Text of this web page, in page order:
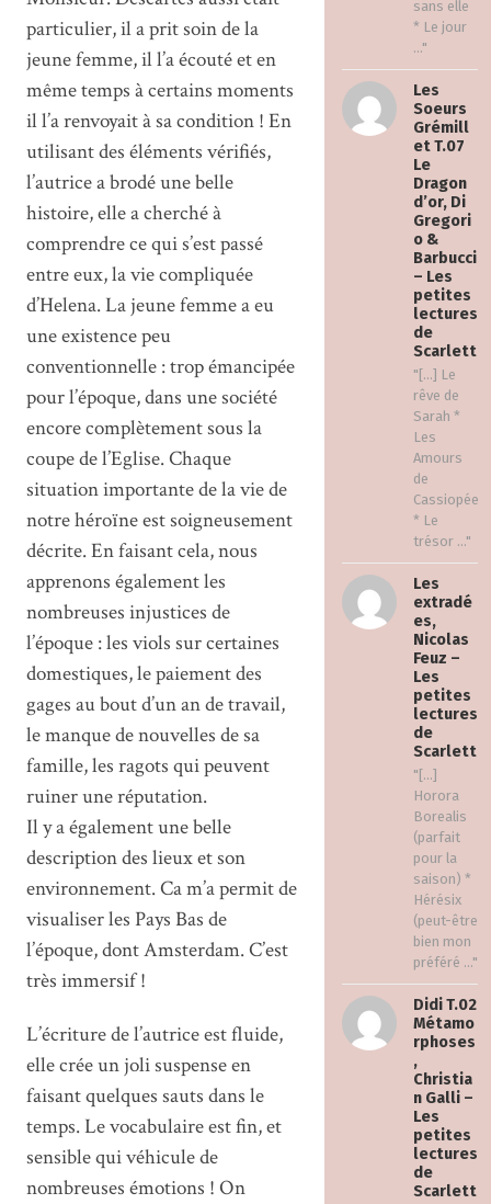
sans elle
* Le jour
..."
Les
Soeurs
Grémill
et T.07
Le
Dragon
d’or, Di
Gregori
o &
Barbucci
– Les
petites
lectures
de
Scarlett
"[…] Le
rêve de
Sarah *
Les
Amours
de
Cassiopée
* Le
trésor ..."
Les
extradé
es,
Nicolas
Feuz –
Les
petites
lectures
de
Scarlett
"[…]
Horora
Borealis
(parfait
pour la
saison) *
Hérésix
(peut-être
bien mon
préféré ..."
Didi T.02
Métamo
rphoses
,
Christia
n Galli –
Les
petites
lectures
de
Scarlett
particulier, il a prit soin de la
jeune femme, il l’a écouté et en
même temps à certains moments
il l’a renvoyait à sa condition ! En
utilisant des éléments vérifiés,
l’autrice a brodé une belle
histoire, elle a cherché à
comprendre ce qui s’est passé
entre eux, la vie compliquée
d’Helena. La jeune femme a eu
une existence peu
conventionnelle : trop émancipée
pour l’époque, dans une société
encore complètement sous la
coupe de l’Eglise. Chaque
situation importante de la vie de
notre héroïne est soigneusement
décrite. En faisant cela, nous
apprenons également les
nombreuses injustices de
l’époque : les viols sur certaines
domestiques, le paiement des
gages au bout d’un an de travail,
le manque de nouvelles de sa
famille, les ragots qui peuvent
ruiner une réputation.
Il y a également une belle
description des lieux et son
environnement. Ca m’a permit de
visualiser les Pays Bas de
l’époque, dont Amsterdam. C’est
très immersif !
L’écriture de l’autrice est fluide,
elle crée un joli suspense en
faisant quelques sauts dans le
temps. Le vocabulaire est fin, et
sensible qui véhicule de
nombreuses émotions ! On